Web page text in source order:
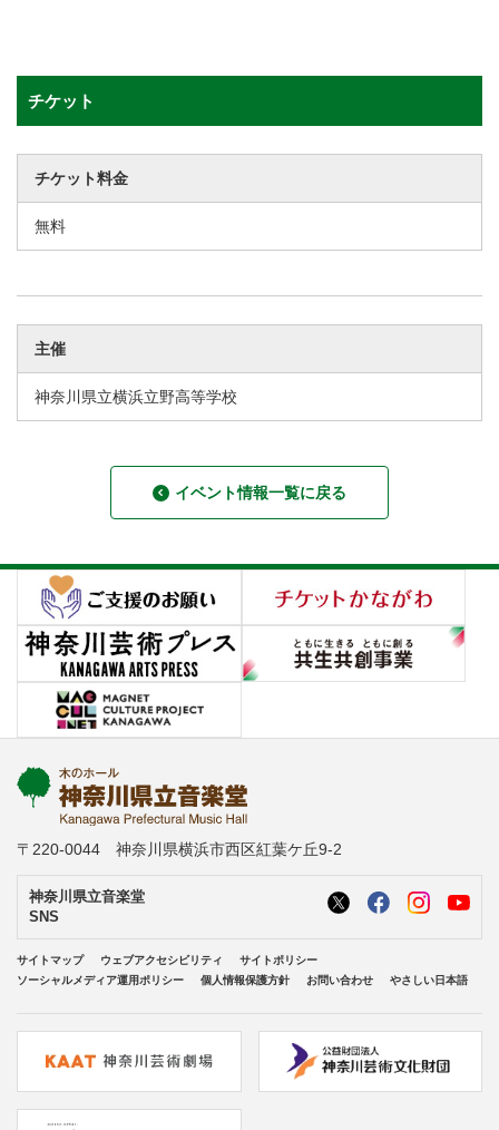
チケット
チケット料金
無料
主催
神奈川県立横浜立野高等学校
イベント情報一覧に戻る
〒220-0044 神奈川県横浜市西区紅葉ケ丘9-2
神奈川県立音楽堂
SNS
サイトマップ ウェブアクセシビリティ
サイトポリシー
ソーシャルメディア運用ポリシー
個人情報保護方針 お問い合わせ やさしい日本語